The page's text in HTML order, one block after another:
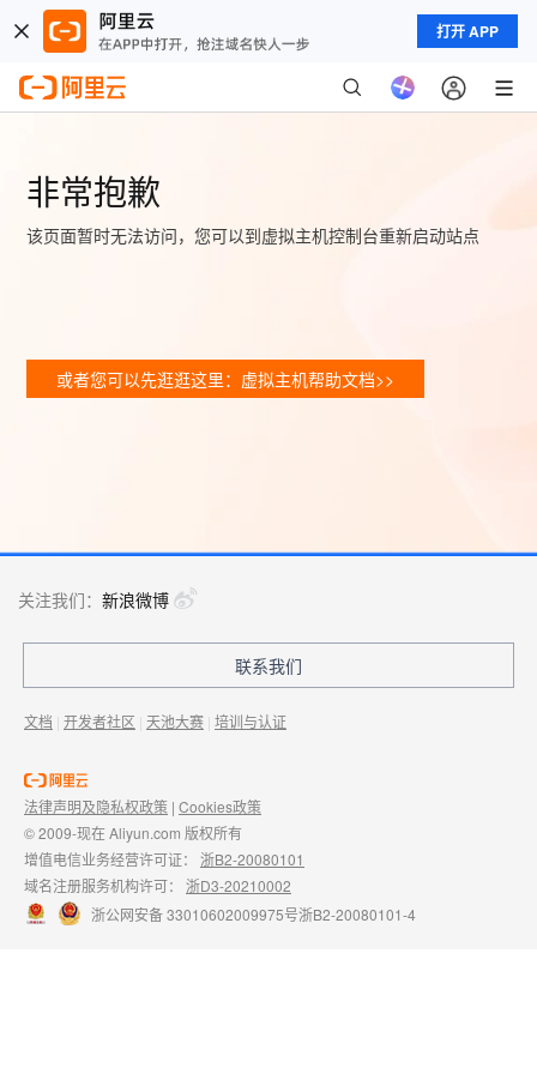
打开 APP
非常抱歉
该页面暂时无法访问，您可以到虚拟主机控制台重新启动站点
或者您可以先逛逛这里：虚拟主机帮助文档>>